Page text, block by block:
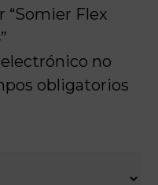
“Somier Flex
no
obligatorios